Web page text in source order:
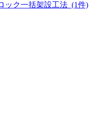
ック一括架設工法 (1件)